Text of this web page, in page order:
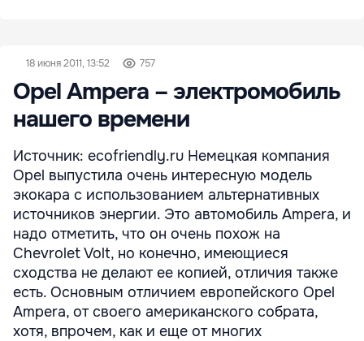
18 июня 2011, 13:52 757
Opel Ampera – электромобиль
нашего времени
Источник: ecofriendly.ru Немецкая компания
Opel выпустила очень интересную модель
экокара с использованием альтернативных
источников энергии. Это автомобиль Ampera, и
надо отметить, что он очень похож на
Chevrolet Volt, но конечно, имеющиеся
сходства не делают ее копией, отличия также
есть. Основным отличием европейского Opel
Ampera, от своего американского собрата,
хотя, впрочем, как и еще от многих